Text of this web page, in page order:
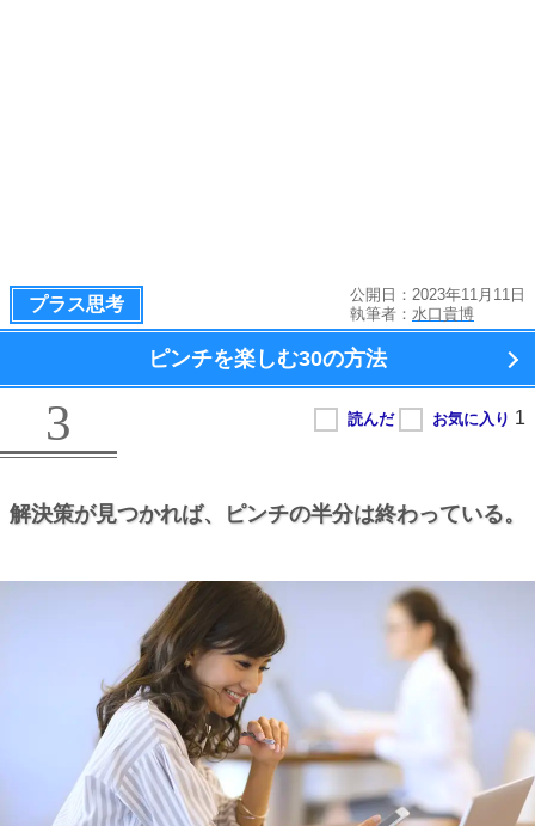
プラス思考
公開日：2023年11月11日
執筆者： 水口貴博
ピンチを楽しむ30の方法
3
解決策が見つかれば、 ピンチの半分は終わっている。